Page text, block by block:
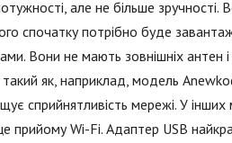
але не більше зручності.
спочатку потрібно буде
Вони не мають зовнішніх антен
як, наприклад, модель
сприйнятливість мережі. У
прийому Wi-Fi. Адаптер USB